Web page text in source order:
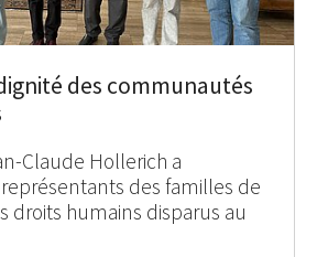
des communautés
Claude Hollerich a
des familles de
droits humains disparus au